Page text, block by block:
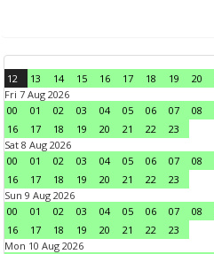
12 13 14 15 16 17 18 19 20
Fri 7 Aug 2026
00
01 02 03 04 05 06 07 08
16
17 18 19 20 21 22
23
Sat 8 Aug 2026
00
01 02 03 04 05 06 07 08
16
17 18 19 20 21 22
23
Sun 9 Aug 2026
00
01 02 03 04 05 06 07 08
16
17 18 19 20 21 22
23
Mon 10 Aug 2026